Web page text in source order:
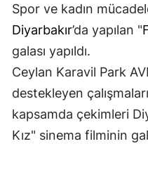
Spor ve kadın
Diyarbakır’da yapılan "
galası yapıldı.
Ceylan Karavil Park
destekleyen
kapsamda çekimleri
Kız" sinema filminin